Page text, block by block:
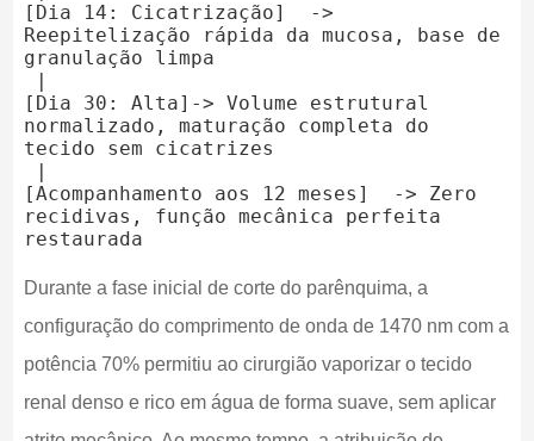
[Dia 14: Cicatrização]  ->
Reepitelização rápida da mucosa, base de
granulação limpa
[Dia 30: Alta]-> Volume estrutural
normalizado, maturação completa do
tecido sem cicatrizes
[Acompanhamento aos 12 meses]  -> Zero
recidivas, função mecânica perfeita
Durante a fase inicial de corte do parênquima, a
configuração do comprimento de onda de 1470 nm com a
potência 70% permitiu ao cirurgião vaporizar o tecido
renal denso e rico em água de forma suave, sem aplicar